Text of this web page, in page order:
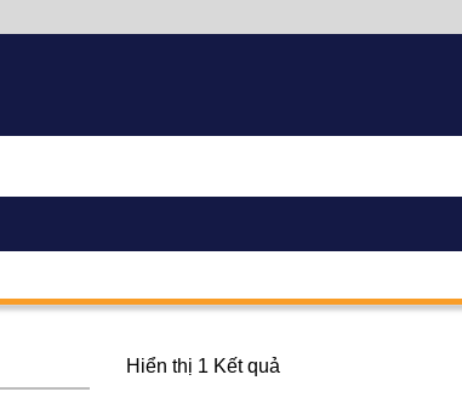
Hiển thị 1 Kết quả